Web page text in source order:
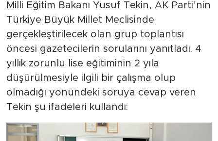
Milli Eğitim Bakanı Yusuf Tekin, AK Parti’nin
Türkiye Büyük Millet Meclisinde
gerçekleştirilecek olan grup toplantısı
öncesi gazetecilerin sorularını yanıtladı. 4
yıllık zorunlu lise eğitiminin 2 yıla
düşürülmesiyle ilgili bir çalışma olup
olmadığı yönündeki soruya cevap veren
Tekin şu ifadeleri kullandı: